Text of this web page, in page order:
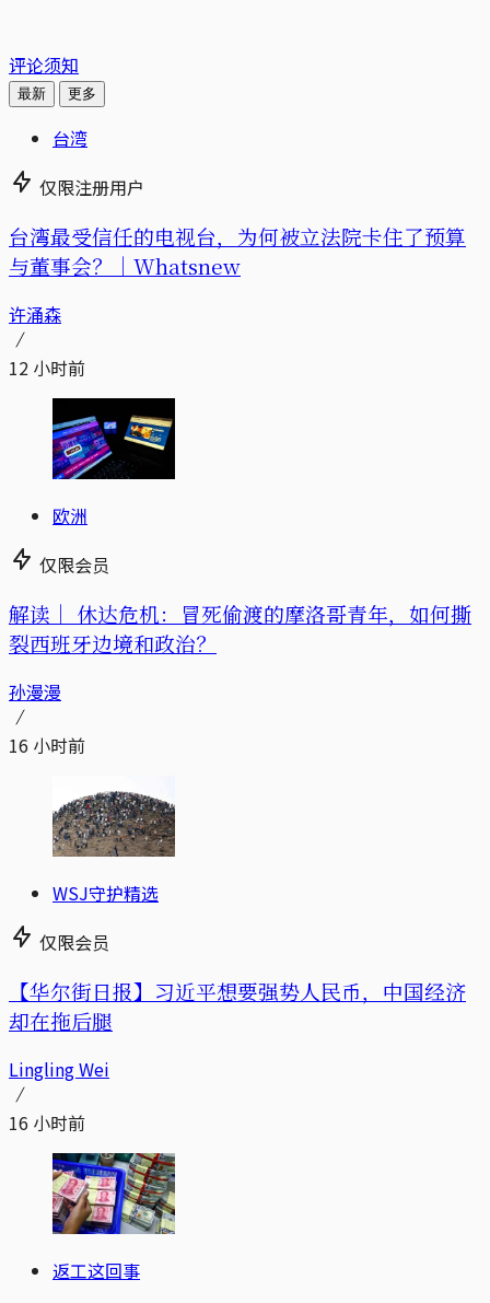
评论须知
最新 更多
台湾
仅限注册用户
台湾最受信任的电视台，为何被立法院卡住了预算
与董事会？｜Whatsnew
许涌森
12 小时前
欧洲
仅限会员
解读｜ 休达危机：冒死偷渡的摩洛哥青年，如何撕
裂西班牙边境和政治？
孙漫漫
16 小时前
WSJ守护精选
仅限会员
【华尔街日报】习近平想要强势人民币，中国经济
却在拖后腿
Lingling Wei
16 小时前
返工这回事